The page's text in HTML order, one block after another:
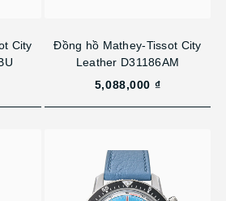
City
Đồng hồ Mathey-Tissot City
Leather D31186AM
5,088,000 ₫